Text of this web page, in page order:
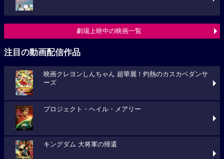
劇場上映中の映画一覧
注目の動画配信作品
映画クレヨンしんちゃん 超華麗！灼熱のカスカベダンサ
ーズ
プロジェクト・ヘイル・メアリー
キングダム 大将軍の帰還